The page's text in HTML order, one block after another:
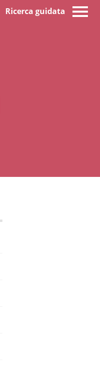
Ricerca guidata